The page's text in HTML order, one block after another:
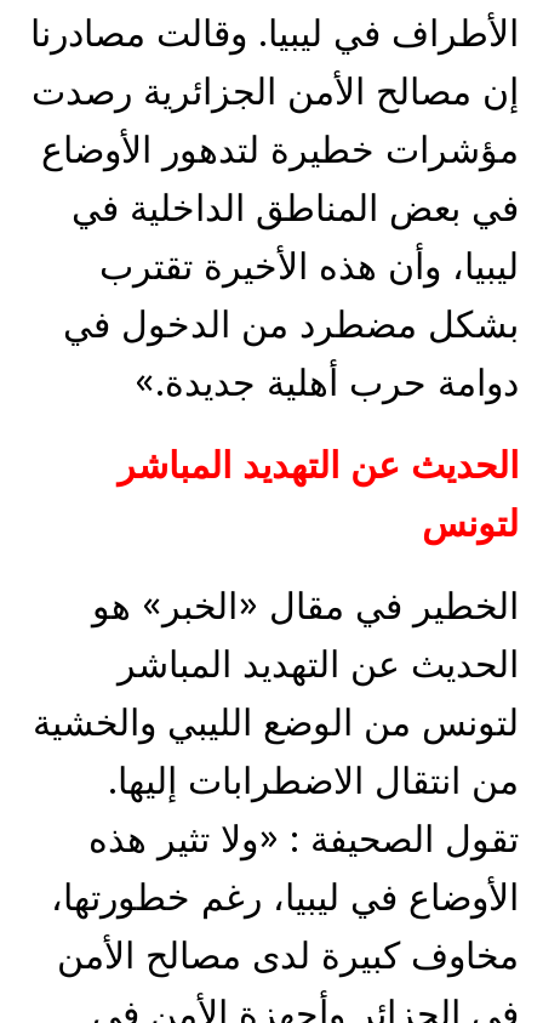
الأطراف في ليبيا. وقالت مصادرنا
إن مصالح الأمن الجزائرية رصدت
مؤشرات خطيرة لتدهور الأوضاع
في بعض المناطق الداخلية في
ليبيا، وأن هذه الأخيرة تقترب
بشكل مضطرد من الدخول في
دوامة حرب أهلية جديدة.»
الحديث عن التهديد المباشر
لتونس
الخطير في مقال «الخبر» هو
الحديث عن التهديد المباشر
لتونس من الوضع الليبي والخشية
من انتقال الاضطرابات إليها.
تقول الصحيفة : «ولا تثير هذه
الأوضاع في ليبيا، رغم خطورتها،
مخاوف كبيرة لدى مصالح الأمن